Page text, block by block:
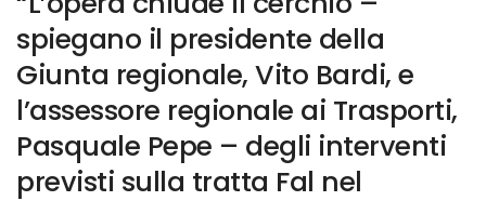
spiegano il presidente della
Giunta regionale, Vito Bardi, e
l’assessore regionale ai Trasporti,
Pasquale Pepe – degli interventi
previsti sulla tratta Fal nel